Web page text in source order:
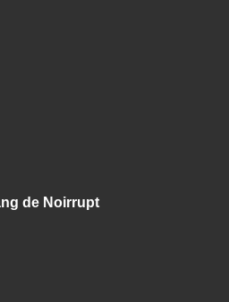
de Noirrupt